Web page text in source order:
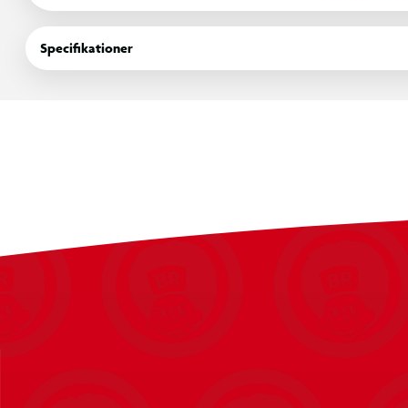
Specifikationer